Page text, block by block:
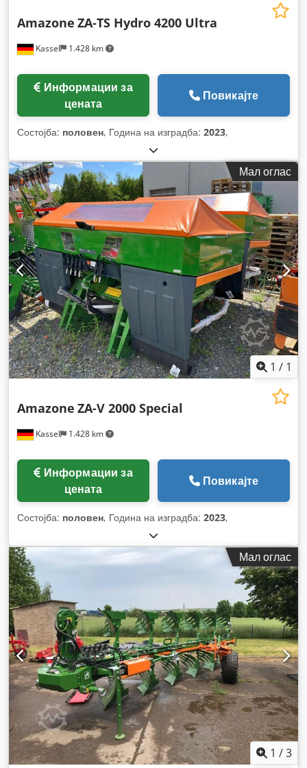
Kassel 1.428 km
Amazone ZA-TS Hydro 4200 Ultra
цената
Повикајте
Состојба: половен, Година на изградба: 2023,
Мал оглас
1 / 1
Kassel 1.428 km
Amazone ZA-V 2000 Special
цената
Повикајте
Состојба: половен, Година на изградба: 2023,
Мал оглас
1 /3